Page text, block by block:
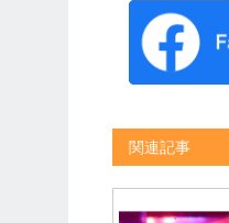
関連記事